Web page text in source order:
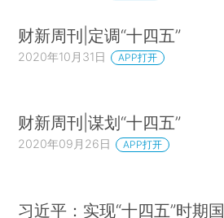
财新周刊|定调“十四五”
2020年10月31日 APP打开
财新周刊|谋划“十四五”
2020年09月26日 APP打开
习近平：实现“十四五”时期国